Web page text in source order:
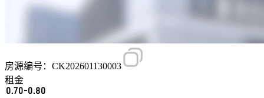
房源编号：CK202601130003
租金
0.70-0.80